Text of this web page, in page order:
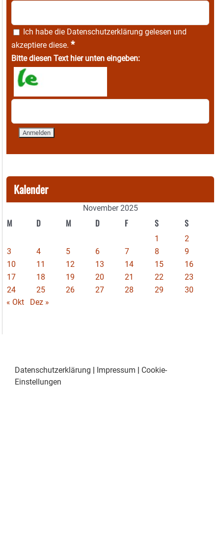
Ich habe die Datenschutzerklärung gelesen und
akzeptiere diese. *
Bitte diesen Text hier unten eingeben:
Kalender
November 2025
M D M D F S S
1
2
3
4 5 6 7 8
9
10
11 12 13 14 15
16
17
18 19 20 21 22
23
24
25 26 27 28 29
30
« Okt
Dez »
Datenschutzerklärung | Impressum | Cookie-
Einstellungen